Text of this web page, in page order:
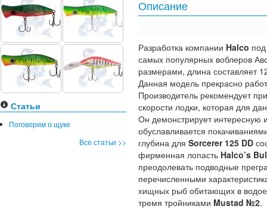
Статьи
Поговорим о щуке
Все статьи >>
Описание
Разработка компании Halco
самых популярных воблеров
размерами, длина составляет
Данная модель прекрасно
Производитель рекомендует
скорости лодки, которая для
Он демонстрирует интересную
обуславливается
глубина для Sorcerer 125 DD
фирменная лопасть Halco’s
преодолевать подводные
перечисленными
хищных рыб обитающих в
тремя тройниками Mustad №2.